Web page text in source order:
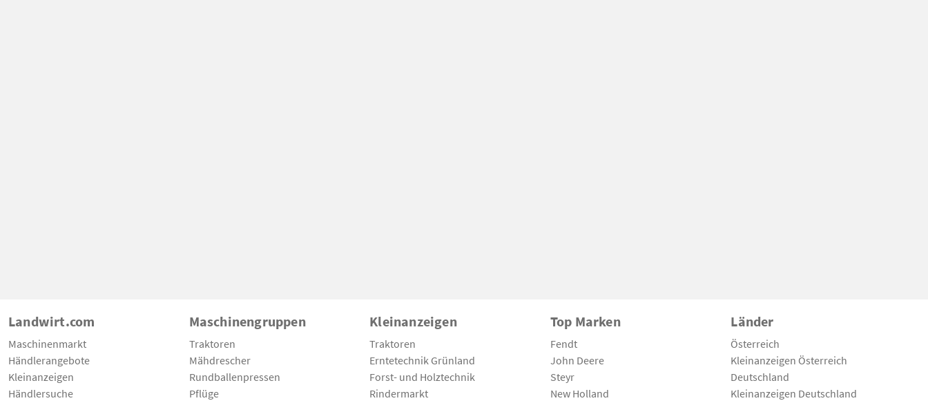
Landwirt.com
Maschinenmarkt
Händlerangebote
Kleinanzeigen
Händlersuche
Maschinengruppen
Traktoren
Mähdrescher
Rundballenpressen
Pflüge
Kleinanzeigen
Traktoren
Erntetechnik Grünland
Forst- und Holztechnik
Rindermarkt
Top Marken
Fendt
John Deere
Steyr
New Holland
Länder
Österreich
Kleinanzeigen Österreich
Deutschland
Kleinanzeigen Deutschland